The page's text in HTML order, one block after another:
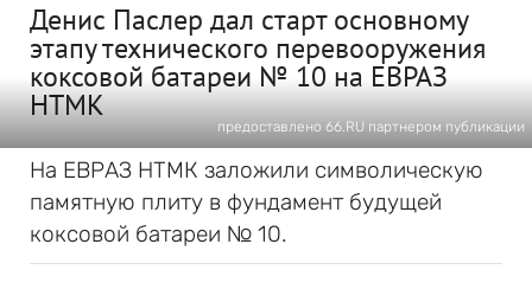
Денис Паслер дал старт основному
этапу технического перевооружения
коксовой батареи № 10 на ЕВРАЗ
НТМК
предоставлено 66.RU партнером публикации
На ЕВРАЗ НТМК заложили символическую
памятную плиту в фундамент будущей
коксовой батареи № 10.